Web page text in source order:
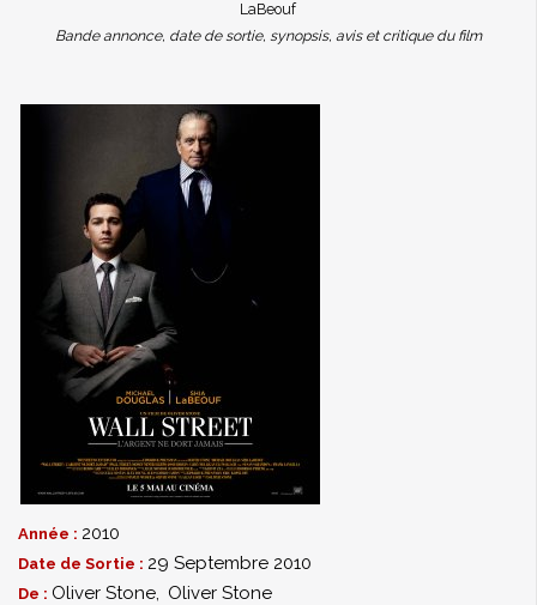
LaBeouf
Bande annonce, date de sortie, synopsis, avis et critique du film
Année : 2010
Date de Sortie : 29 Septembre 2010
De : Oliver Stone, Oliver Stone